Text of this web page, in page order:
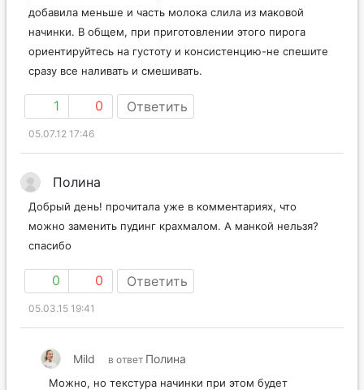
добавила меньше и часть молока слила из маковой
начинки. В общем, при приготовлении этого пирога
ориентируйтесь на густоту и консистенцию-не спешите
сразу все наливать и смешивать.
1 0 Ответить
05.07.12 17:46
Полина
Добрый день! прочитала уже в комментариях, что
можно заменить пудинг крахмалом. А манкой нельзя?
спасибо
0 0 Ответить
05.03.15 19:41
Mild в ответ Полина
Можно, но текстура начинки при этом будет